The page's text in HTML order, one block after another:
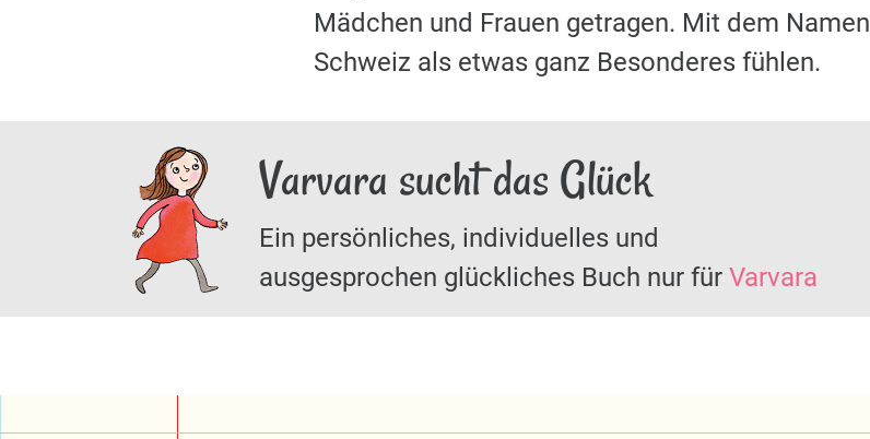
Mädchen und Frauen getragen. Mit dem Namen
Schweiz als etwas ganz Besonderes fühlen.
Varvara sucht das Glück
Ein persönliches, individuelles und
ausgesprochen glückliches Buch nur für Varvara